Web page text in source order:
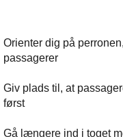
Orienter dig på
passagerer
Giv plads til, at
først
Gå længere ind i toget